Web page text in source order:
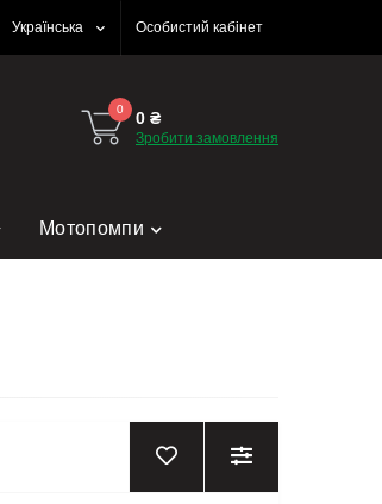
Українська Особистий кабінет
0 0 ₴
Зробити замовлення
Мотопомпи